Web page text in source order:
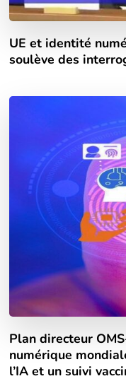
UE et identité
soulève des
Plan directeur
numérique
l’IA et un suivi